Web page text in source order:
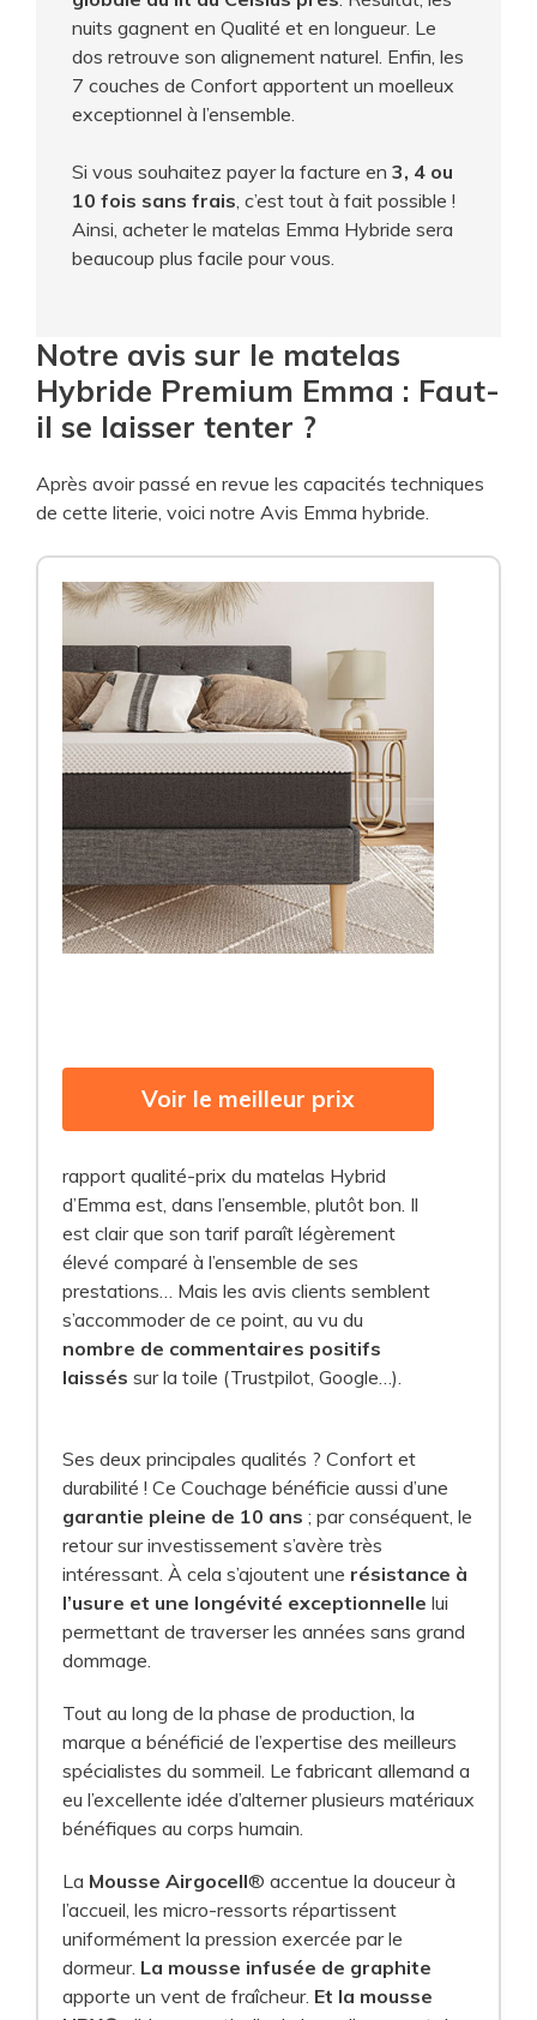
nuits gagnent en Qualité et en longueur. Le
dos retrouve son alignement naturel. Enfin, les
7 couches de Confort apportent un moelleux
exceptionnel à l’ensemble.
Si vous souhaitez payer la facture en 3, 4 ou
10 fois sans frais, c’est tout à fait possible !
Ainsi, acheter le matelas Emma Hybride sera
beaucoup plus facile pour vous.
Notre avis sur le matelas
Hybride Premium Emma : Faut-
il se laisser tenter ?
Après avoir passé en revue les capacités techniques
de cette literie, voici notre Avis Emma hybride.
Voir le meilleur prix
rapport qualité-prix du matelas Hybrid
d’Emma est, dans l’ensemble, plutôt bon. Il
est clair que son tarif paraît légèrement
élevé comparé à l’ensemble de ses
prestations… Mais les avis clients semblent
s’accommoder de ce point, au vu du
nombre de commentaires positifs
laissés sur la toile (Trustpilot, Google…).
Ses deux principales qualités ? Confort et
durabilité ! Ce Couchage bénéficie aussi d’une
garantie pleine de 10 ans ; par conséquent, le
retour sur investissement s’avère très
intéressant. À cela s’ajoutent une résistance à
l’usure et une longévité exceptionnelle lui
permettant de traverser les années sans grand
dommage.
Tout au long de la phase de production, la
marque a bénéficié de l’expertise des meilleurs
spécialistes du sommeil. Le fabricant allemand a
eu l’excellente idée d’alterner plusieurs matériaux
bénéfiques au corps humain.
La Mousse Airgocell® accentue la douceur à
l’accueil, les micro-ressorts répartissent
uniformément la pression exercée par le
dormeur. La mousse infusée de graphite
apporte un vent de fraîcheur. Et la mousse